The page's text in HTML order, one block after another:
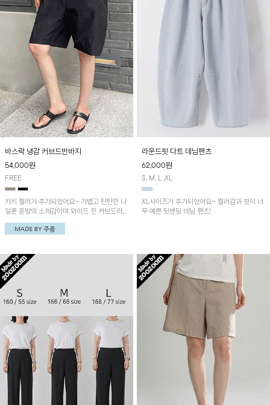
바스락 냉감 커브드반바지
54,000원
FREE
카키 컬러가 추가되었어요~ 가볍고 탄탄한 나
일론 혼방의 소재감이며 와이드 한 커브드라인
의 실루엣이 멋스러운 팬츠예요~ 또한 뒷밴딩
으로 편안하게 착용된답니다
라운드핏 다트 데님팬츠
62,000원
S, M, L ,XL
XL사이즈가 추가되었어요~ 컬러감과 핏이 너
무 예쁜 뒷밴딩 데님 팬츠!